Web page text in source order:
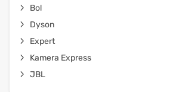
Bol
Dyson
Expert
Kamera Express
JBL